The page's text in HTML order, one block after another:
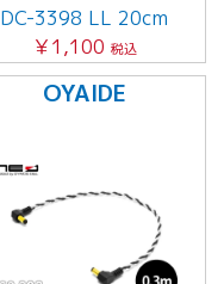
DC-3398 LL 20cm
￥1,100 税込
OYAIDE